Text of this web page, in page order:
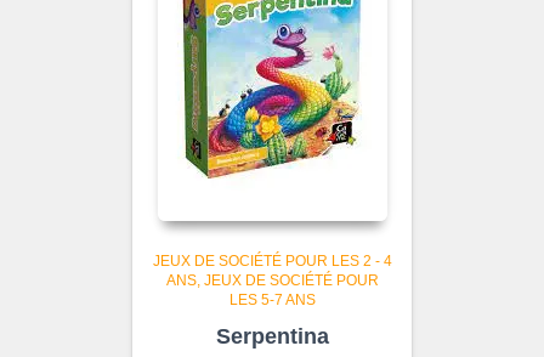
JEUX DE SOCIÉTÉ POUR LES 2 - 4
ANS JEUX DE SOCIÉTÉ POUR
LES 5-7 ANS
Serpentina